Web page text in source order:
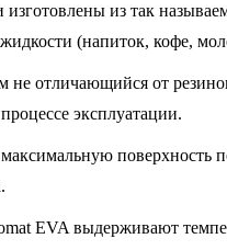
из так
(напиток, кофе,
не отличающийся от
эксплуатации.
поверхность
EVA выдерживают